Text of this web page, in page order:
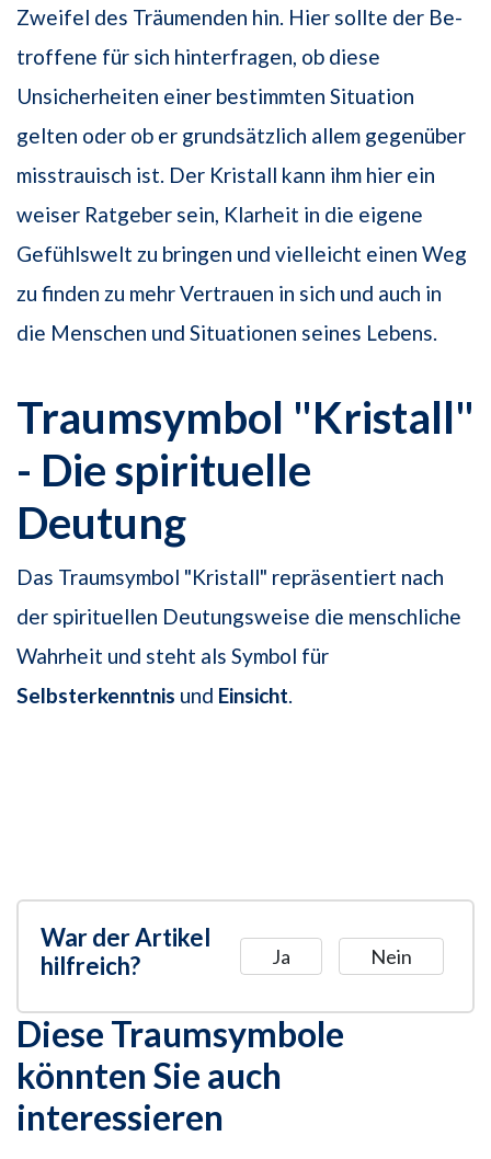
Zweifel des Träumenden hin. Hier sollte der Be­
troffene für sich hinterfragen, ob diese
Unsicherheiten einer bestimmten Situation
gelten oder ob er grundsätzlich allem gegenüber
misstrauisch ist. Der Kristall kann ihm hier ein
weiser Ratgeber sein, Klarheit in die eigene
Gefühlswelt zu bringen und vielleicht einen Weg
zu finden zu mehr Vertrauen in sich und auch in
die Menschen und Situationen seines Lebens.
Traumsymbol "Kristall"
- Die spirituelle
Deutung
Das Traumsymbol "Kristall" repräsentiert nach
der spirituellen Deutungsweise die menschliche
Wahrheit und steht als Symbol für
Selbsterkenntnis und Einsicht.
War der Artikel
hilfreich?
Ja Nein
Diese Traumsymbole
könnten Sie auch
interessieren